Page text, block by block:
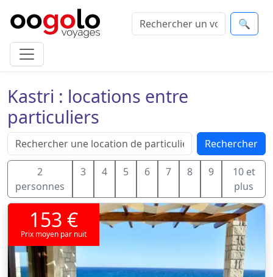
🔍
Kastri : locations entre
particuliers
Rechercher
2
personnes
3 4 5 6 7 8 9
10 et
plus
153 €
Prix moyen par nuit